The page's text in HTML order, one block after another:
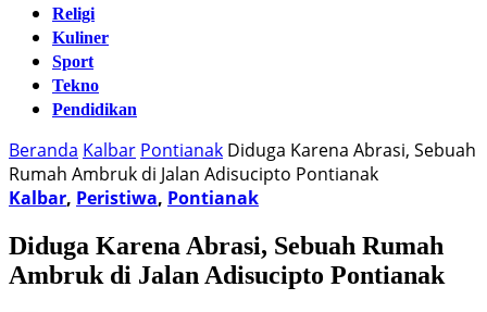
Religi
Kuliner
Sport
Tekno
Pendidikan
Beranda Kalbar Pontianak Diduga Karena Abrasi, Sebuah
Rumah Ambruk di Jalan Adisucipto Pontianak
Kalbar, Peristiwa, Pontianak
Diduga Karena Abrasi, Sebuah Rumah
Ambruk di Jalan Adisucipto Pontianak